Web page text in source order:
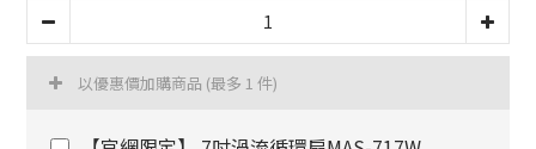
以優惠價加購商品 (最多 1 件)